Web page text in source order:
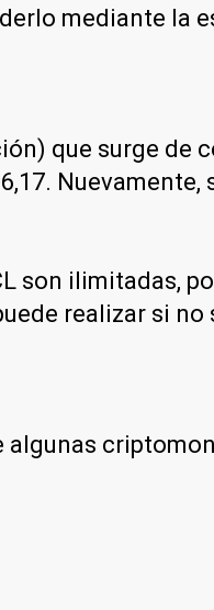
mediante la
que surge de
son ilimitadas,
realizar si